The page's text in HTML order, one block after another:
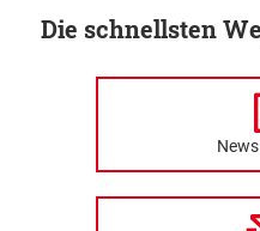
Die schnellsten